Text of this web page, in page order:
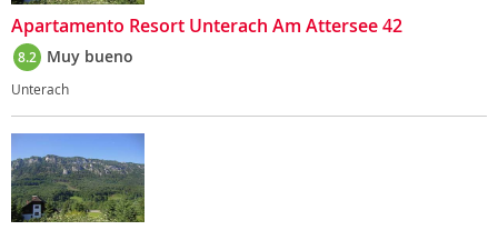
Apartamento Resort Unterach Am Attersee 42
8.2 Muy bueno
Unterach